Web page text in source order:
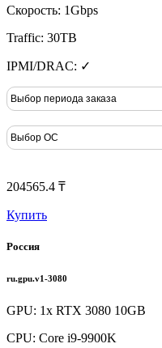
Скорость: 1Gbps
Traffic: 30TB
IPMI/DRAC: ✓
204565.4 ₸
Купить
Россия
ru.gpu.v1-3080
GPU: 1x RTX 3080 10GB
CPU: Core i9-9900K